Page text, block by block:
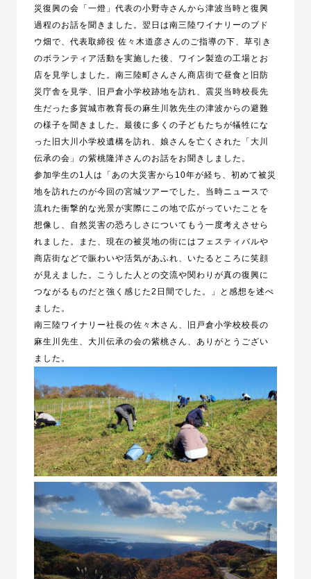
災復興の会「一燈」 代表の小野寺さんから津波当時と復興
過程のお話を聞きました。 翌日は南三陸ワイナリーのブド
ウ畑で、代表取締役 佐々木道彦さんのご指導の下、草引き
のボランティア活動を実施した後、ワイン製造の工場とお
店を見学しました。南三陸町さんさん商店街で昼食と旧防
災庁舎を見学、旧戸倉小学校跡地を訪れ、震災当時校長先
生だった多賀城市教育長の麻生川敦先生の津波からの避難
の様子を聞きました。最後に多くの子どもたちが犠牲にな
った旧大川小学校遺構を訪れ、娘さんを亡くされた「大川
伝承の会」の紫桃隆洋さんのお話をお聞きしました。
参加学生の1人は「あの大災害から10年が経ち、初めて被災
地を訪れたのが今回の宮城ツアーでした。当時ニュースで
流れた衝撃的な光景が実際にこの地で広がっていたことを
想像し、自然災害の恐ろしさについてもう一度考えさせら
れました。また、現在の被災地の街にはフェスティバルや
商店街などで賑わいや活気があふれ、いたるところに笑顔
が見えました。こうした人との交流や関わりが真の復興に
つながるものだと強く感じた2日間でした。」と感想を述べ
ました。
南三陸ワイナリー社長の佐々木さん、旧戸倉小学校校長の
麻生川先生、大川伝承の会の紫桃さん、ありがとうござい
ました。